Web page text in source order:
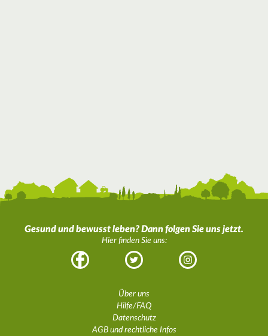
Gesund und bewusst leben? Dann folgen Sie uns jetzt.
Hier finden Sie uns:
Facebook Twitter Instagram
Über uns
Hilfe/FAQ
Datenschutz
AGB und rechtliche Infos